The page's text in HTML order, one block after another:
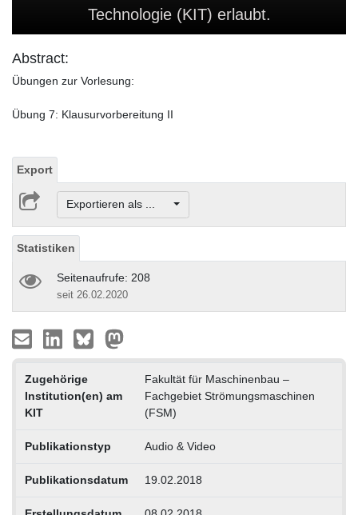
Technologie (KIT) erlaubt.
Abstract:
Übungen zur Vorlesung:
Übung 7: Klausurvorbereitung II
Export
Exportieren als ...
Statistiken
Seitenaufrufe: 208
seit 26.02.2020
Zugehörige
Institution(en) am
KIT
Fakultät für Maschinenbau –
Fachgebiet Strömungsmaschinen
(FSM)
Publikationstyp Audio & Video
Publikationsdatum 19.02.2018